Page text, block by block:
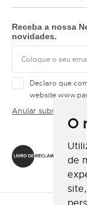
O
de
Receba a nossa
novidades.
Declaro que
website
Anular subscrição